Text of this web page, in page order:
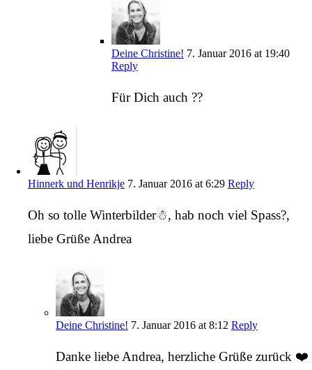
Deine Christine! 7. Januar 2016 at 19:40
Reply
Für Dich auch ??
Hinnerk und Henrikje 7. Januar 2016 at 6:29 Reply
Oh so tolle Winterbilder☃, hab noch viel Spass?,
liebe Grüße Andrea
Deine Christine! 7. Januar 2016 at 8:12 Reply
Danke liebe Andrea, herzliche Grüße zurück ❤️